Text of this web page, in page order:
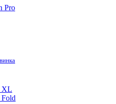
Pro
XL